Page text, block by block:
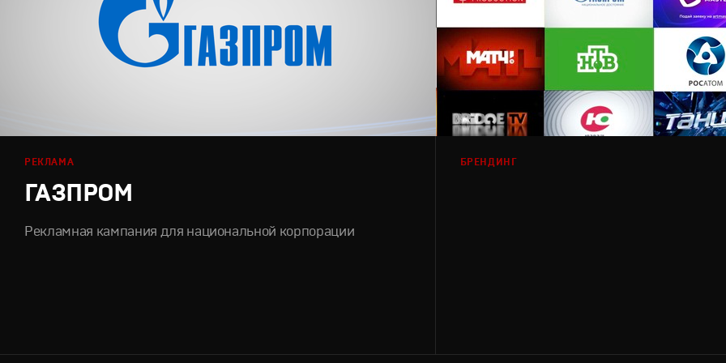
РЕКЛАМА
ГАЗПРОМ
Рекламная кампания для национальной корпорации
БРЕНДИНГ